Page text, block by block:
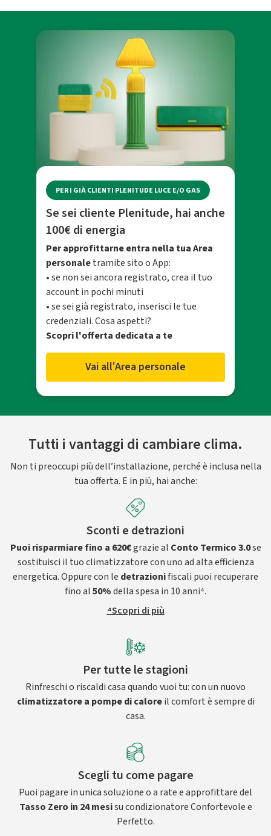
PER I GIÀ CLIENTI PLENITUDE LUCE E/O GAS
Se sei cliente Plenitude, hai anche
100€ di energia
Per approfittarne entra nella tua Area
personaletramite sito o App:
• se non sei ancora registrato, crea il tuo
account in pochi minuti
• se sei già registrato, inserisci le tue
credenziali. Cosa aspetti?
Scopri l'offerta dedicata a te
Vai all'Area personale
Tutti i vantaggi di cambiare clima.
Non ti preoccupi più dell’installazione, perché è inclusa nella
tua offerta. E in più, hai anche:
Sconti e detrazioni
Puoi risparmiare fino a 620€grazie al Conto Termico 3.0se
sostituisci il tuo climatizzatore con uno ad alta efficienza
energetica. Oppure con le detrazionifiscali puoi recuperare
fino al50%della spesa in 10 anni⁴.
⁴Scopri di più
Per tutte le stagioni
Rinfreschi o riscaldi casa quando vuoi tu: con un nuovo
climatizzatore a pompe di caloreil comfort è sempre di
casa.
Scegli tu come pagare
Puoi pagare in unica soluzione o a rate e approfittare del
Tasso Zero in 24 mesisu condizionatore Confortevole e
Perfetto.